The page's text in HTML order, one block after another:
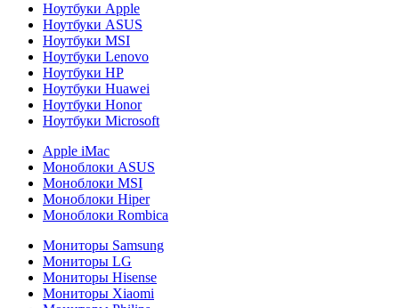
Ноутбуки Apple
Ноутбуки ASUS
Ноутбуки MSI
Ноутбуки Lenovo
Ноутбуки HP
Ноутбуки Huawei
Ноутбуки Honor
Ноутбуки Microsoft
Apple iMac
Моноблоки ASUS
Моноблоки MSI
Моноблоки Hiper
Моноблоки Rombica
Мониторы Samsung
Мониторы LG
Мониторы Hisense
Мониторы Xiaomi